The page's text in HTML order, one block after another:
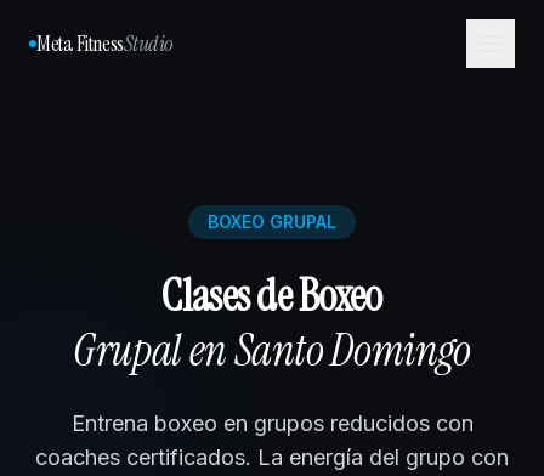
Meta FitnessStudio
BOXEO GRUPAL
Clases de Boxeo
Grupal en Santo Domingo
Entrena boxeo en grupos reducidos con
coaches certificados. La energía del grupo con